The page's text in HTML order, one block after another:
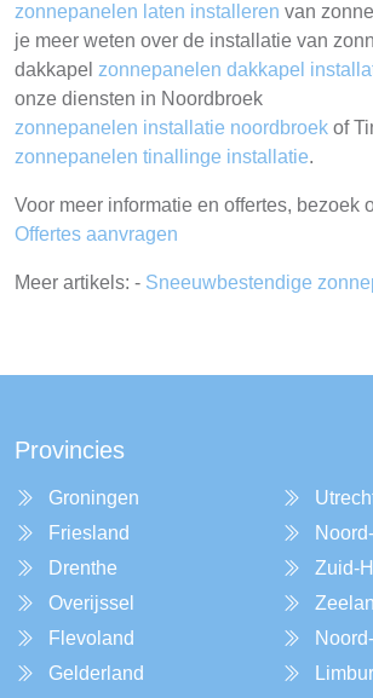
zonnepanelen laten installeren van
je meer weten over de installatie van
dakkapel zonnepanelen dakkapel
onze diensten in Noordbroek
zonnepanelen installatie noordbroek of
zonnepanelen tinallinge installatie.
Voor meer informatie en offertes, bezoek
Offertes aanvragen
Meer artikels: - Sneeuwbestendige
Provincies
Groningen
Friesland
Drenthe
Overijssel
Flevoland
Gelderland
Zuid-